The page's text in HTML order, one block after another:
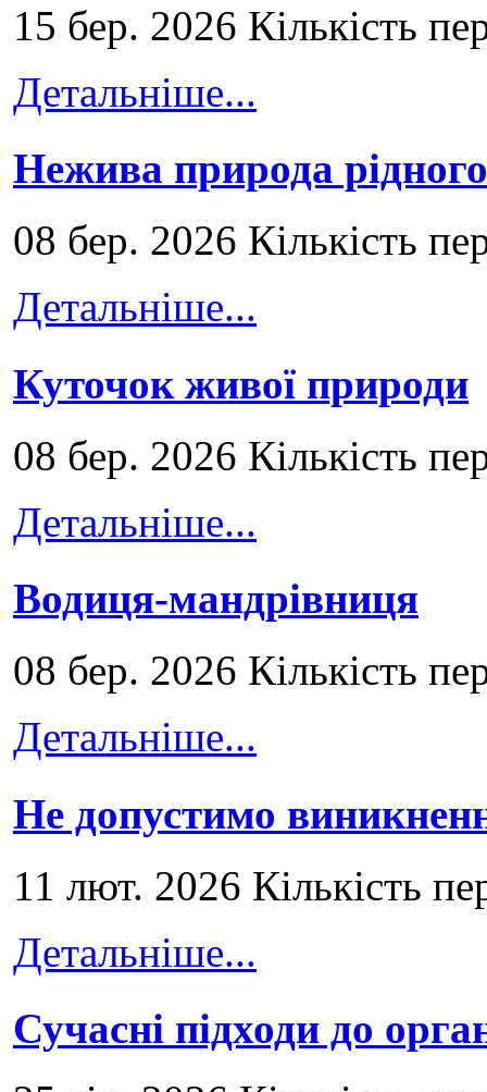
15 бер. 2026 Кількість
Детальніше...
Нежива природа
08 бер. 2026 Кількість
Детальніше...
Куточок живої природи
08 бер. 2026 Кількість
Детальніше...
Водиця-мандрівниця
08 бер. 2026 Кількість
Детальніше...
Не допустимо
11 лют. 2026 Кількість
Детальніше...
Сучасні підходи до